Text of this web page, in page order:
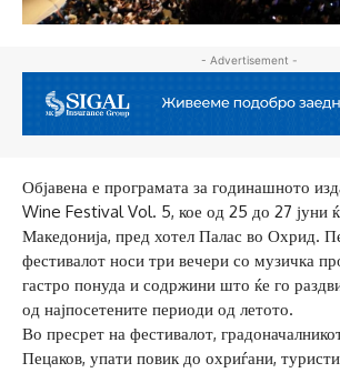
- Advertisement -
Објавена е програмата за годинашното
Wine Festival Vol. 5, кое од 25 до 27 јуни
Македонија, пред хотел Палас во Охрид.
фестивалот носи три вечери со музичка
гастро понуда и содржини што ќе го
од најпосетените периоди од летото.
Во пресрет на фестивалот,
Пецаков, упати повик до охриѓани,